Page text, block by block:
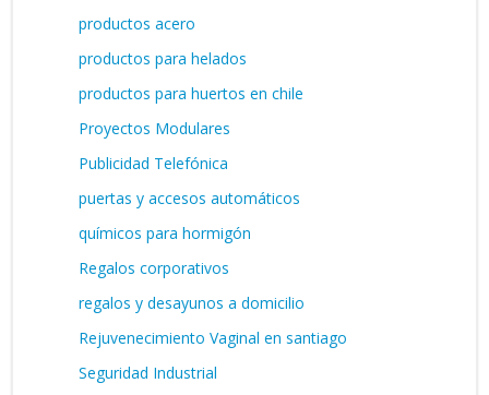
productos acero
productos para helados
productos para huertos en chile
Proyectos Modulares
Publicidad Telefónica
puertas y accesos automáticos
químicos para hormigón
Regalos corporativos
regalos y desayunos a domicilio
Rejuvenecimiento Vaginal en santiago
Seguridad Industrial